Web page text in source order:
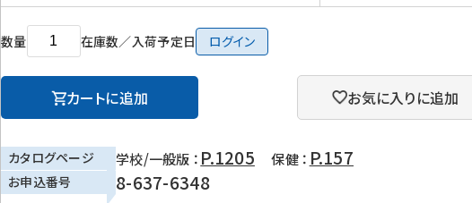
数量 在庫数／入荷予定日 ログイン
カートに追加 お気に入りに追加
カタログページ 学校/一般版 ： P.1205 保健 ： P.157
お申込番号 8-637-6348